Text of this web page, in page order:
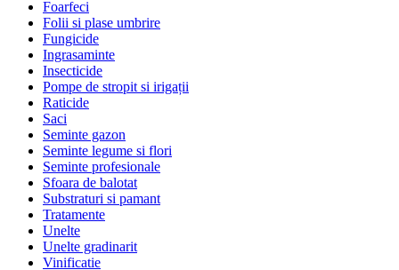
Foarfeci
Folii si plase umbrire
Fungicide
Ingrasaminte
Insecticide
Pompe de stropit si irigații
Raticide
Saci
Seminte gazon
Seminte legume si flori
Seminte profesionale
Sfoara de balotat
Substraturi si pamant
Tratamente
Unelte
Unelte gradinarit
Vinificatie